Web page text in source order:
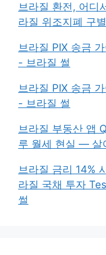
브라질 환전, 어디
라질 위조지폐 구
브라질 PIX 송금
- 브라질 썰
브라질 PIX 송금
- 브라질 썰
브라질 부동산 앱
루 월세 현실 — 살
브라질 금리 14%
라질 국채 투자
썰